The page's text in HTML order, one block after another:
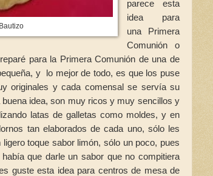
parece esta
idea para
una Primera
Comunión o
para la Primera Comunión de una de
y lo mejor de todo, es que los puse
originales y cada comensal se servía su
idea, son muy ricos y muy sencillos y
latas de galletas como moldes, y en
tan elaborados de cada uno, sólo les
toque sabor limón, sólo un poco, pues
que darle un sabor que no compitiera
guste esta idea para centros de mesa de